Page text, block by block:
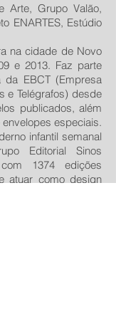
Arte, Grupo Valão,
ENARTES, Estúdio
na cidade de Novo
e 2013. Faz parte
EBCT (Empresa
e Telégrafos) desde
publicados, além
especiais.
infantil semanal
Editorial Sinos
1374 edições
atuar como design